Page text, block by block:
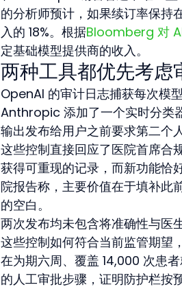
的分析师预计，如果续订率保持
入的 18%。根据Bloomberg 对
定基础模型提供商的收入。
两种工具都优先考虑
OpenAI 的审计日志捕获每次模
Anthropic 添加了一个实时分类
输出发布给用户之前要求第二个
这些控制直接回应了医院首席合
获得可重现的记录，而新功能恰
院报告称，主要价值在于填补此
的空白。
两次发布均未包含将准确性与医
这些控制如何符合当前监管期望
在为期六周、覆盖 14,000 次患
的人工审批步骤，证明防护栏按